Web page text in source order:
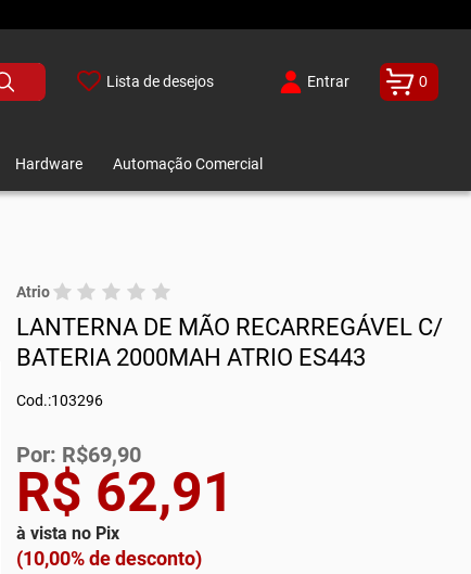
Lista de desejos Entrar 0
Hardware Automação Comercial
Atrio
LANTERNA DE MÃO RECARREGÁVEL C/
BATERIA 2000MAH ATRIO ES443
Cod.:103296
R$ 62,91
à vista no Pix
(10,00% de desconto)
Por: R$69,90